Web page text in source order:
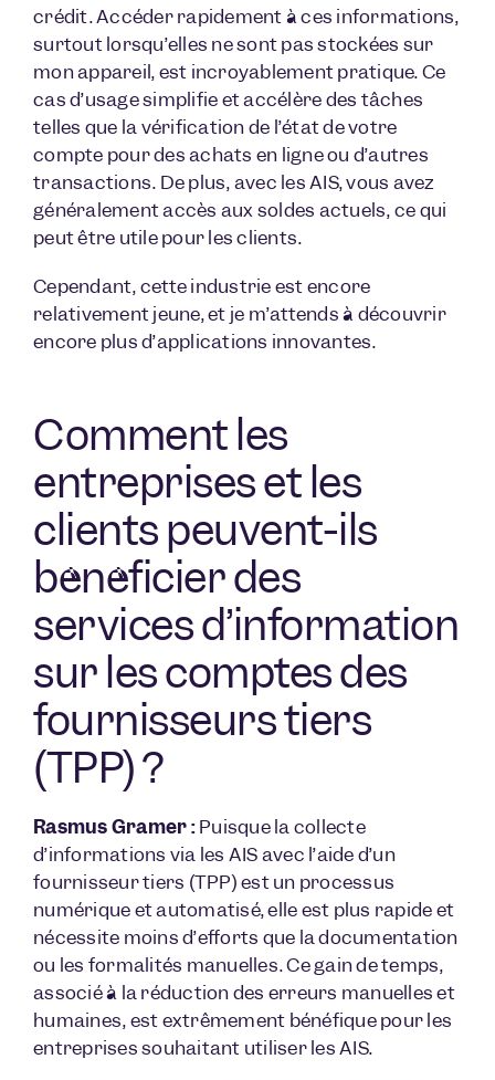
crédit. Accéder rapidement à ces informations,
surtout lorsqu’elles ne sont pas stockées sur
mon appareil, est incroyablement pratique. Ce
cas d’usage simplifie et accélère des tâches
telles que la vérification de l’état de votre
compte pour des achats en ligne ou d’autres
transactions. De plus, avec les AIS, vous avez
généralement accès aux soldes actuels, ce qui
peut être utile pour les clients.
Cependant, cette industrie est encore
relativement jeune, et je m’attends à découvrir
encore plus d’applications innovantes.
Comment les
entreprises et les
clients peuvent-ils
bénéficier des
services d’information
sur les comptes des
fournisseurs tiers
(TPP) ?
Rasmus Gramer :Puisque la collecte
d’informations via les AIS avec l’aide d’un
fournisseur tiers (TPP) est un processus
numérique et automatisé, elle est plus rapide et
nécessite moins d’efforts que la documentation
ou les formalités manuelles. Ce gain de temps,
associé à la réduction des erreurs manuelles et
humaines, est extrêmement bénéfique pour les
entreprises souhaitant utiliser les AIS.